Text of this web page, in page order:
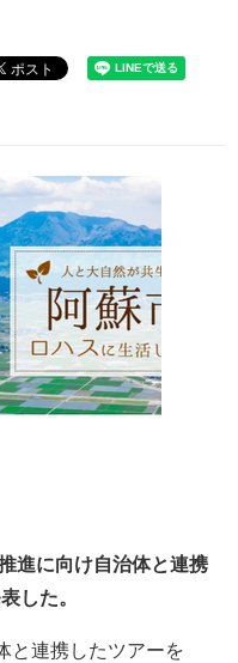
ポスト
進に向け自治体と連携
した。
と連携したツアーを